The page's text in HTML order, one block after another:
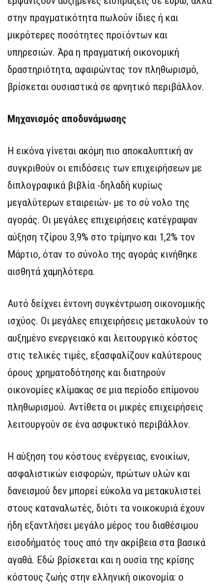
στην πραγματικότητα πωλούν ίδιες ή και
μικρότερες ποσότητες προϊόντων και
υπηρεσιών. Άρα η πραγματική οικονομική
δραστηριότητα, αφαιρώντας τον πληθωρισμό,
βρίσκεται ουσιαστικά σε αρνητικό περιβάλλον.
Μηχανισμός αποδυνάμωσης
Η εικόνα γίνεται ακόμη πιο αποκαλυπτική αν
συγκριθούν οι επιδόσεις των επιχειρήσεων με
διπλογραφικά βιβλία -δηλαδή κυρίως
μεγαλύτερων εταιρειών- με το σύ νολο της
αγοράς. Οι μεγάλες επιχειρήσεις κατέγραψαν
αύξηση τζίρου 3,9% στο τρίμηνο και 1,2% τον
Μάρτιο, όταν το σύνολο της αγοράς κινήθηκε
αισθητά χαμηλότερα.
Αυτό δείχνει έντονη συγκέντρωση οικονομικής
ισχύος. Οι μεγάλες επιχειρήσεις μετακυλούν το
αυξημένο ενεργειακό και λειτουργικό κόστος
στις τελικές τιμές, εξασφαλίζουν καλύτερους
όρους χρηματοδότησης και διατηρούν
οικονομίες κλίμακας σε μια περίοδο επίμονου
πληθωρισμού. Αντίθετα οι μικρές επιχειρήσεις
λειτουργούν σε ένα ασφυκτικό περιβάλλον.
Η αύξηση του κόστους ενέργειας, ενοικίων,
ασφαλιστικών εισφορών, πρώτων υλών και
δανεισμού δεν μπορεί εύκολα να μετακυλιστεί
στους καταναλωτές, διότι τα νοικοκυριά έχουν
ήδη εξαντλήσει μεγάλο μέρος του διαθέσιμου
εισοδήματός τους από την ακρίβεια στα βασικά
αγαθά. Εδώ βρίσκεται και η ουσία της κρίσης
κόστους ζωής στην ελληνική οικονομία: ο